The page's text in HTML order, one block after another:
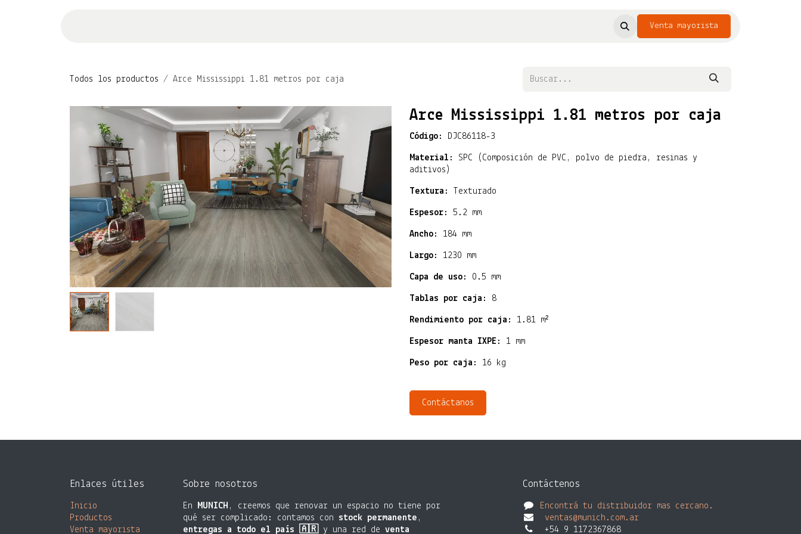
Venta mayorista​
Todos los productos Arce Mississippi 1.81 metros por caja
Arce Mississippi 1.81 metros por caja
Código: DJC86118-3
Material:
SPC (Composición de PVC, polvo de piedra, resinas y
aditivos)
Textura: Texturado
Espesor: 5.2 mm
Ancho: 184 mm
Largo: 1230 mm
Capa de uso: 0.5 mm
Tablas por caja: 8
Rendimiento por caja: 1.81 m²
Espesor manta IXPE: 1 mm
Peso por caja: 16 kg
Contáctanos
Enlaces útiles
Inicio
Productos
Venta mayorista​
Sobre nosotros
En MUNICH , creemos que renovar un espacio no tiene por
qué ser complicado: contamos con stock permanente ,
entregas a todo el país 🇦🇷y una red de venta
Contáctenos
Encontrá tu distribuidor mas cercano.
ventas@munich.com.ar
+54 9 1172367868